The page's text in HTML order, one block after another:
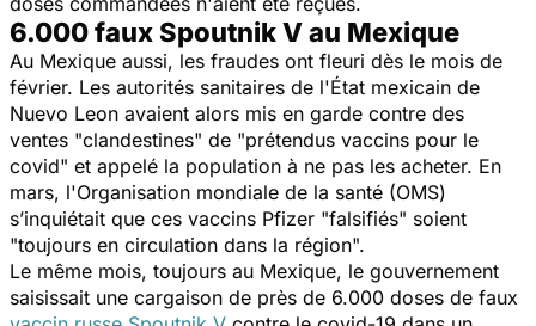
6.000 faux Spoutnik V au Mexique
Au Mexique aussi, les fraudes ont fleuri dès le mois de
février. Les autorités sanitaires de l'État mexicain de
Nuevo Leon avaient alors mis en garde contre des
ventes "clandestines" de "prétendus vaccins pour le
covid" et appelé la population à ne pas les acheter. En
mars, l'Organisation mondiale de la santé (OMS)
s’inquiétait que ces vaccins Pfizer "falsifiés" soient
"toujours en circulation dans la région".
Le même mois, toujours au Mexique, le gouvernement
saisissait une cargaison de près de 6.000 doses de faux